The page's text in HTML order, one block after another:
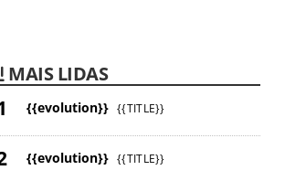
MAIS LIDAS
{{evolution}} {{TITLE}}
{{evolution}} {{TITLE}}